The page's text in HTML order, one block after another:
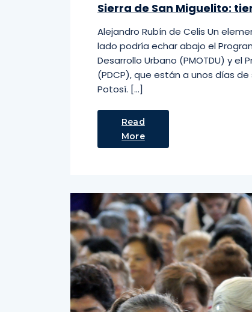
Sierra de San Miguelito:
Alejandro Rubín de Celis Un
lado podría echar abajo el
Desarrollo Urbano (PMOTDU) y
(PDCP), que están a unos días
Potosí. […]
Read
More